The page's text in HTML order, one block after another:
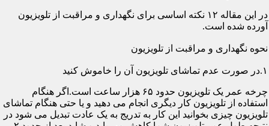
در این مقاله ۱۲ نکته اساسی برای نگهداری و مراقبت از تلویزیون
آورده شده است.
نحوه نگهداری و مراقبت از تلویزیون
۱.در صورت عدم تماشای تلویزیون آن را خاموش کنید
چرخه عمر یک تلویزیون حدود ۶۵ هزار ساعت است.اگر هنگام
استفاده از تلویزیون کار دیگری انجام می دهید و یا حتی هنگام تماشای
تلویزیون چیزی بخوانید این کار به تدریج به یک عادت تبدیل می شود در